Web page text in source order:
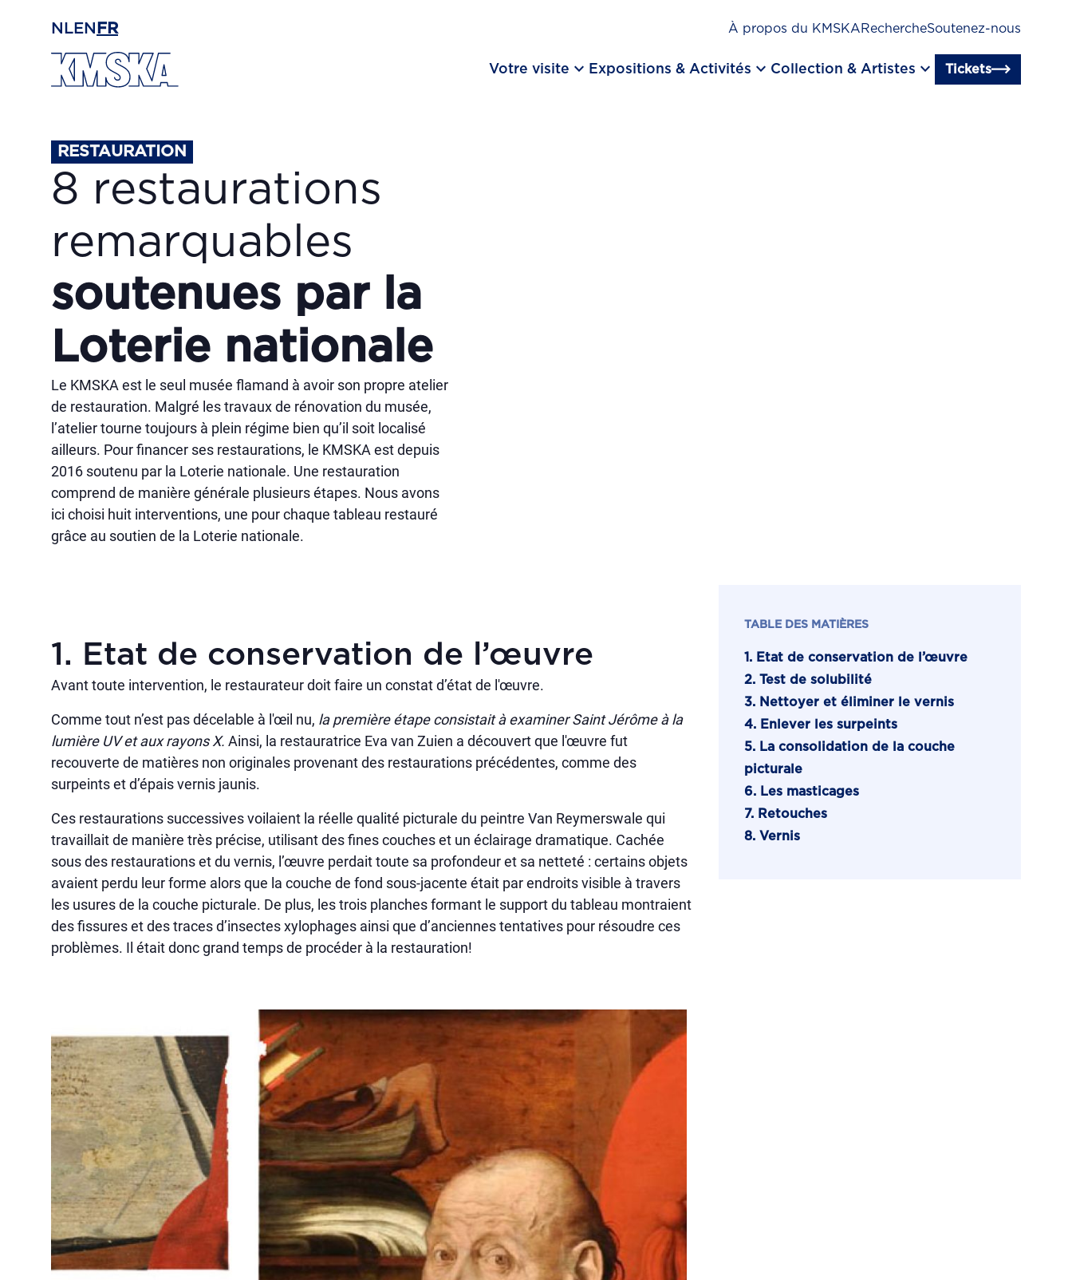
NL EN FR À propos du KMSKARechercheSoutenez-nous
Votre visite keyboard_arrow_down Expositions & Activités keyboard_arrow_down Collection & Artistes keyboard_arrow_down Tickets
RESTAURATION
8 restaurations
remarquables
soutenues par la
Loterie nationale
Le KMSKA est le seul musée flamand à avoir son propre atelier
de restauration. Malgré les travaux de rénovation du musée,
l’atelier tourne toujours à plein régime bien qu’il soit localisé
ailleurs. Pour financer ses restaurations, le KMSKA est depuis
2016 soutenu par la Loterie nationale. Une restauration
comprend de manière générale plusieurs étapes. Nous avons
ici choisi huit interventions, une pour chaque tableau restauré
grâce au soutien de la Loterie nationale.
TABLE DES MATIÈRES
1. Etat de conservation de l’œuvre
2. Test de solubilité
3. Nettoyer et éliminer le vernis
4. Enlever les surpeints
5. La consolidation de la couche
picturale
6. Les masticages
7. Retouches
8. Vernis
1. Etat de conservation de l’œuvre
Avant toute intervention, le restaurateur doit faire un constat d’état de l'œuvre.
Comme tout n’est pas décelable à l'œil nu, la première étape consistait à examiner Saint Jérôme à la
lumière UV et aux rayons X. Ainsi, la restauratrice Eva van Zuien a découvert que l'œuvre fut
recouverte de matières non originales provenant des restaurations précédentes, comme des
surpeints et d’épais vernis jaunis.
Ces restaurations successives voilaient la réelle qualité picturale du peintre Van Reymerswale qui
travaillait de manière très précise, utilisant des fines couches et un éclairage dramatique. Cachée
sous des restaurations et du vernis, l’œuvre perdait toute sa profondeur et sa netteté : certains objets
avaient perdu leur forme alors que la couche de fond sous-jacente était par endroits visible à travers
les usures de la couche picturale. De plus, les trois planches formant le support du tableau montraient
des fissures et des traces d’insectes xylophages ainsi que d’anciennes tentatives pour résoudre ces
problèmes. Il était donc grand temps de procéder à la restauration!